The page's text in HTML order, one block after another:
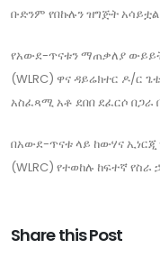
ቡድንም የበኩሉን ዝግጅት
የአውደ-ጥናቱን ማጠቃለያ
(WLRC) ዋና ዳይሬክተር ዶ/ር
አስፈጻሚ አቶ ደበበ ደፈርሶ
በአውደ-ጥናቱ ላይ ከውሃና
(WLRC) የተወከሉ ከፍተኛ
Share this Post